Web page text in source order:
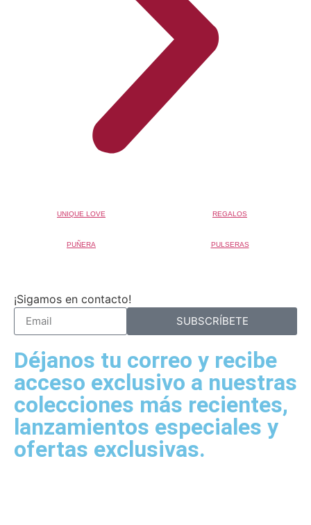
UNIQUE LOVE REGALOS
PUÑERA PULSERAS
¡Sigamos en contacto!
SUBSCRÍBETE
Déjanos tu correo y recibe
acceso exclusivo a nuestras
colecciones más recientes,
lanzamientos especiales y
ofertas exclusivas.